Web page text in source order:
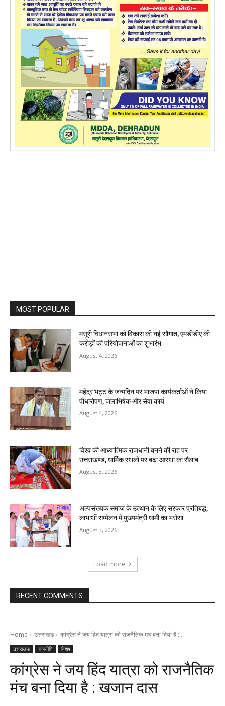
MOST POPULAR
मसूरी विधानसभा को विकास की नई सौगात, एमडीडीए की
करोड़ों की परियोजनाओं का शुभारंभ
August 4, 2026
महेंद्र भट्ट के जन्मदिन पर भाजपा कार्यकर्ताओं ने किया
पौधारोपण, जलाभिषेक और सेवा कार्य
August 4, 2026
विश्व की आध्यात्मिक राजधानी बनने की राह पर
उत्तराखण्ड, धार्मिक स्थलों पर बढ़ा आस्था का सैलाब
August 3, 2026
अल्पसंख्यक समाज के उत्थान के लिए सरकार प्रतिबद्ध,
लाभार्थी सम्मेलन में मुख्यमंत्री धामी का भरोसा
August 3, 2026
Load more
RECENT COMMENTS